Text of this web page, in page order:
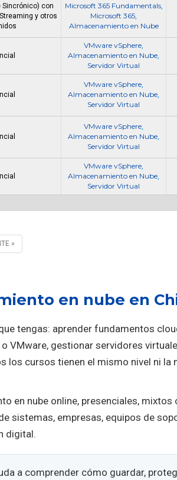
Sincrónico) con
y otros
Microsoft 365 Fundamentals,
Microsoft 365
Almacenamiento en Nube
VMware vSphere
Almacenamiento en Nube
Servidor Virtual
VMware vSphere
Almacenamiento en Nube
Servidor Virtual
VMware vSphere
Almacenamiento en Nube
Servidor Virtual
VMware vSphere
Almacenamiento en Nube
Servidor Virtual
»
en nube en
tengas: aprender fundamentos
VMware, gestionar servidores
los cursos tienen el mismo nivel ni la
en nube online, presenciales, mixtos
sistemas, empresas, equipos de
digital.
a comprender cómo guardar,